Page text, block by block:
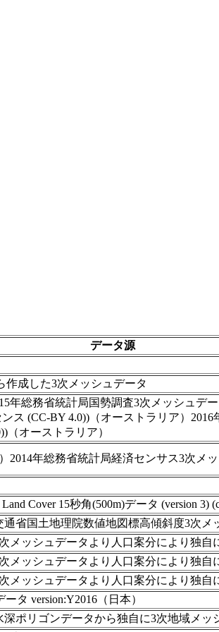
データ源
作成した3次メッシュデータ
年総務省統計局国勢調査3次メッシュデ
ス (CC-BY 4.0))（オーストラリア）
（オーストラリア）
年総務省統計局経済センサス3次メッ
Cover 15秒角(500m)データ (version 3)
省国土地理院数値地図標高傾斜度3次メ
メッシュデータより人口案分により独自
メッシュデータより人口案分により独自
メッシュデータより人口案分により独自
タ version:Y2016（日本）
ポリゴンデータから独自に3次地域メッ